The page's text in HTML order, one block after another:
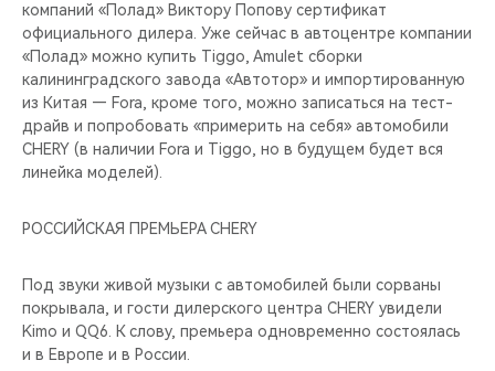
компаний «Полад» Виктору Попову сертификат
официального дилера. Уже сейчас в автоцентре компании
«Полад» можно купить Tiggo, Amulet сборки
калининградского завода «Автотор» и импортированную
из Китая — Fora, кроме того, можно записаться на тест-
драйв и попробовать «примерить на себя» автомобили
CHERY (в наличии Fora и Tiggo, но в будущем будет вся
линейка моделей).
РОССИЙСКАЯ ПРЕМЬЕРА CHERY
Под звуки живой музыки с автомобилей были сорваны
покрывала, и гости дилерского центра CHERY увидели
Kimo и QQ6. К слову, премьера одновременно состоялась
и в Европе и в России.